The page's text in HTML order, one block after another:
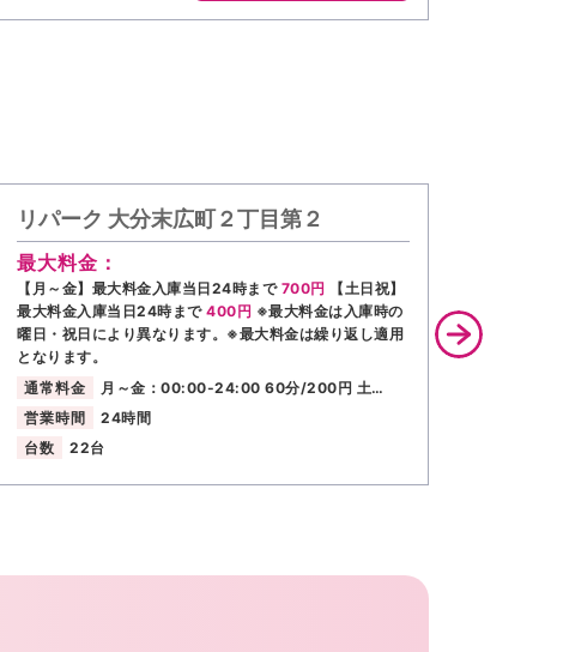
リパーク 大分末広町２丁目第２
最大料金：
【月～金】最大料金入庫当日24時まで 700円
【土日祝】
最大料金入庫当日24時まで 400円 ※最大料金は入庫時の
曜日・祝日により異なります。※最大料金は繰り返し適用
となります。
通常料金
月～金：00:00-24:00 60分/200円 土…
営業時間
24時間
台数
22台
繰り返し適
通常料金